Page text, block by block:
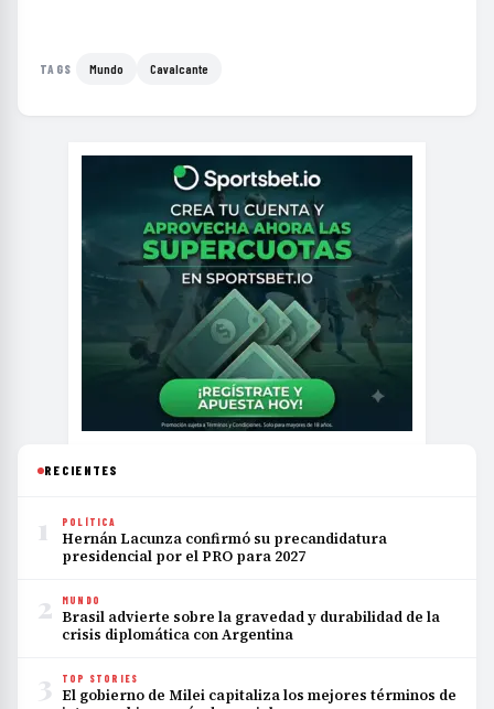
TAGS Mundo Cavalcante
RECIENTES
1 POLÍTICA
Hernán Lacunza confirmó su precandidatura
presidencial por el PRO para 2027
2 MUNDO
Brasil advierte sobre la gravedad y durabilidad de la
crisis diplomática con Argentina
3 TOP STORIES
El gobierno de Milei capitaliza los mejores términos de